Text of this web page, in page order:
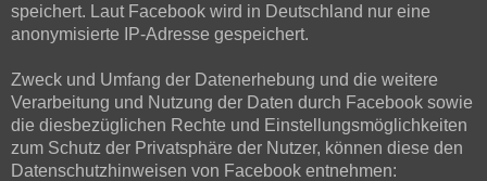
speichert. Laut Facebook wird in Deutschland nur eine
anonymisierte IP-Adresse gespeichert.
Zweck und Umfang der Datenerhebung und die weitere
Verarbeitung und Nutzung der Daten durch Facebook sowie
die diesbezüglichen Rechte und Einstellungsmöglichkeiten
zum Schutz der Privatsphäre der Nutzer, können diese den
Datenschutzhinweisen von Facebook entnehmen: